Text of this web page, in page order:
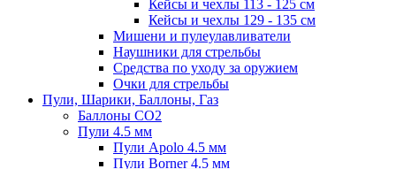
Кейсы и чехлы 113 - 125 см
Кейсы и чехлы 129 - 135 см
Мишени и пулеулавливатели
Наушники для стрельбы
Средства по уходу за оружием
Очки для стрельбы
Пули, Шарики, Баллоны, Газ
Баллоны CO2
Пули 4.5 мм
Пули Apolo 4.5 мм
Пули Borner 4.5 мм